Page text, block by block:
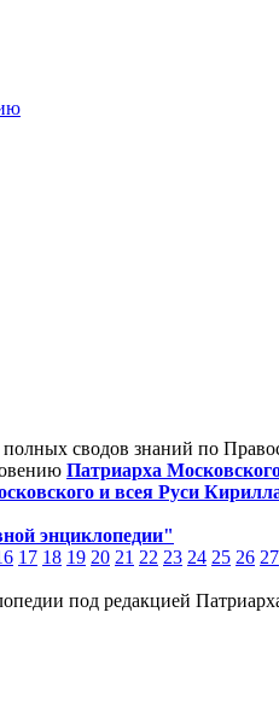
сводов знаний по
Патриарха
и всея Руси
энциклопедии"
17 18 19 20 21 22 23 24 25 26 27
под редакцией